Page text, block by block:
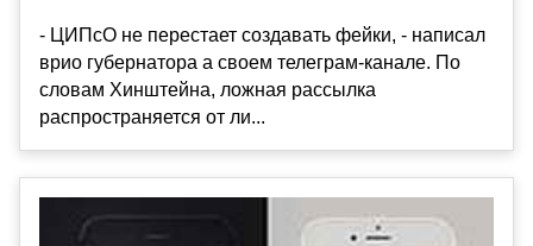
- ЦИПсО не перестает создавать фейки, - написал
врио губернатора а своем телеграм-канале. По
словам Хинштейна, ложная рассылка
распространяется от ли...